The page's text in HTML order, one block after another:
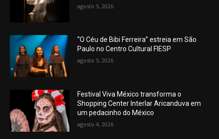
agosto 5, 2026
“O Céu de Bibi Ferreira” estreia em São
Paulo no Centro Cultural FIESP
agosto 5, 2026
Festival Viva México transforma o
Shopping Center Interlar Aricanduva em
um pedacinho do México
agosto 4, 2026